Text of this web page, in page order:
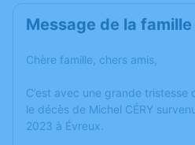
Message de la famille
Chère famille, chers amis,
C’est avec une grande tristesse
le décès de Michel CÉRY
2023 à Évreux.